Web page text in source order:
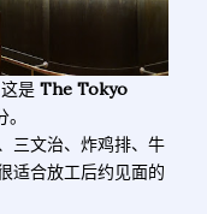
是 The Tokyo
三文治、炸鸡排、牛
适合放工后约见面的